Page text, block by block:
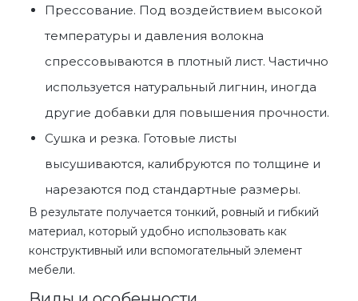
Прессование. Под воздействием высокой
температуры и давления волокна
спрессовываются в плотный лист. Частично
используется натуральный лигнин, иногда
другие добавки для повышения прочности.
Сушка и резка. Готовые листы
высушиваются, калибруются по толщине и
нарезаются под стандартные размеры.
В результате получается тонкий, ровный и гибкий
материал, который удобно использовать как
конструктивный или вспомогательный элемент
мебели.